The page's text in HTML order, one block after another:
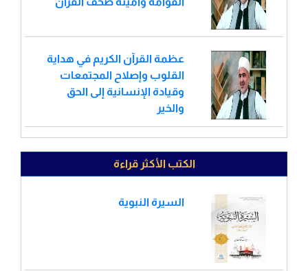
عظمة القرآن الكريم في هداية
القلوب وإصلاح المجتمعات
وقيادة الإنسانية إلى الحق
والخير
الكتب الأكثر قراءة
السيرة النبوية